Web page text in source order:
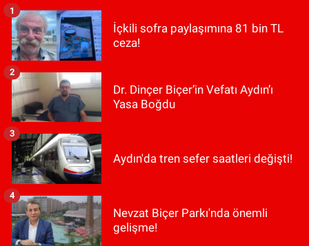
İçkili sofra paylaşımına 81 bin TL
ceza!
1
Dr. Dinçer Biçer’in Vefatı Aydın’ı
Yasa Boğdu
2
Aydın'da tren sefer saatleri değişti!
3
Nevzat Biçer Parkı'nda önemli
gelişme!
4